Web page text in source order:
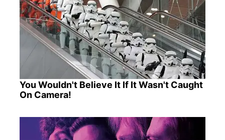
You Wouldn't Believe It If It Wasn't Caught
On Camera!